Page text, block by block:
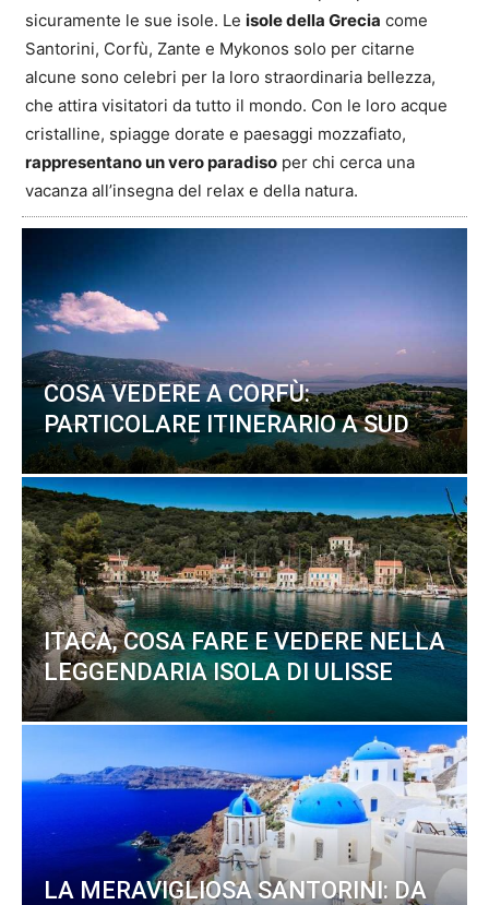
sicuramente le sue isole. Le isole della Grecia come
Santorini, Corfù, Zante e Mykonos solo per citarne
alcune sono celebri per la loro straordinaria bellezza,
che attira visitatori da tutto il mondo. Con le loro acque
cristalline, spiagge dorate e paesaggi mozzafiato,
rappresentano un vero paradiso per chi cerca una
vacanza all’insegna del relax e della natura.
COSA VEDERE A CORFÙ:
PARTICOLARE ITINERARIO A SUD
ITACA, COSA FARE E VEDERE NELLA
LEGGENDARIA ISOLA DI ULISSE
LA MERAVIGLIOSA SANTORINI: DA